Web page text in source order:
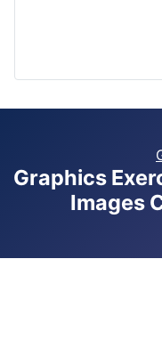
Graphics
Images